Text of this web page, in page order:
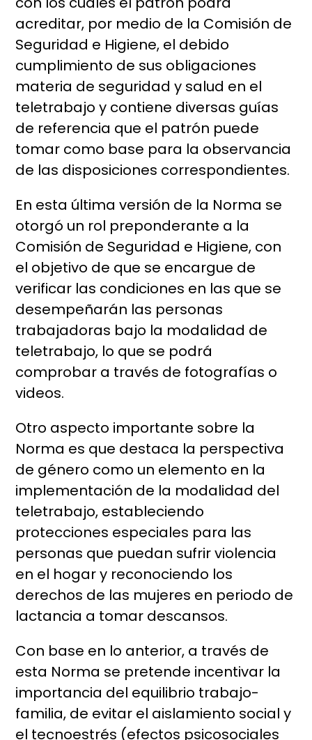
acreditar, por medio de la Comisión de
Seguridad e Higiene, el debido
cumplimiento de sus obligaciones
materia de seguridad y salud en el
teletrabajo y contiene diversas guías
de referencia que el patrón puede
tomar como base para la observancia
de las disposiciones correspondientes.
En esta última versión de la Norma se
otorgó un rol preponderante a la
Comisión de Seguridad e Higiene, con
el objetivo de que se encargue de
verificar las condiciones en las que se
desempeñarán las personas
trabajadoras bajo la modalidad de
teletrabajo, lo que se podrá
comprobar a través de fotografías o
videos.
Otro aspecto importante sobre la
Norma es que destaca la perspectiva
de género como un elemento en la
implementación de la modalidad del
teletrabajo, estableciendo
protecciones especiales para las
personas que puedan sufrir violencia
en el hogar y reconociendo los
derechos de las mujeres en periodo de
lactancia a tomar descansos.
Con base en lo anterior, a través de
esta Norma se pretende incentivar la
importancia del equilibrio trabajo-
familia, de evitar el aislamiento social y
el tecnoestrés (efectos psicosociales